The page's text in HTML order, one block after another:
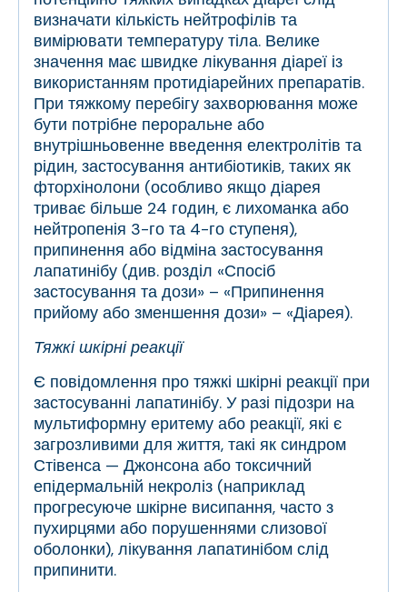
визначати кількість нейтрофілів та
вимірювати температуру тіла. Велике
значення має швидке лікування діареї із
використанням протидіарейних препаратів.
При тяжкому перебігу захворювання може
бути потрібне пероральне або
внутрішньовенне введення електролітів та
рідин, застосування антибіотиків, таких як
фторхінолони (особливо якщо діарея
триває більше 24 годин, є лихоманка або
нейтропенія 3-го та 4-го ступеня),
припинення або відміна застосування
лапатинібу (див. розділ «Спосіб
застосування та дози» – «Припинення
прийому або зменшення дози» – «Діарея).
Тяжкі шкірні реакції
Є повідомлення про тяжкі шкірні реакції при
застосуванні лапатинібу. У разі підозри на
мультиформну еритему або реакції, які є
загрозливими для життя, такі як синдром
Стівенса — Джонсона або токсичний
епідермальній некроліз (наприклад
прогресуюче шкірне висипання, часто з
пухирцями або порушеннями слизової
оболонки), лікування лапатинібом слід
припинити.